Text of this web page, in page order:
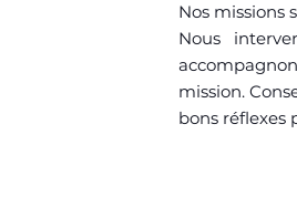
Nos missions
Nous
mission.
bons réflexes